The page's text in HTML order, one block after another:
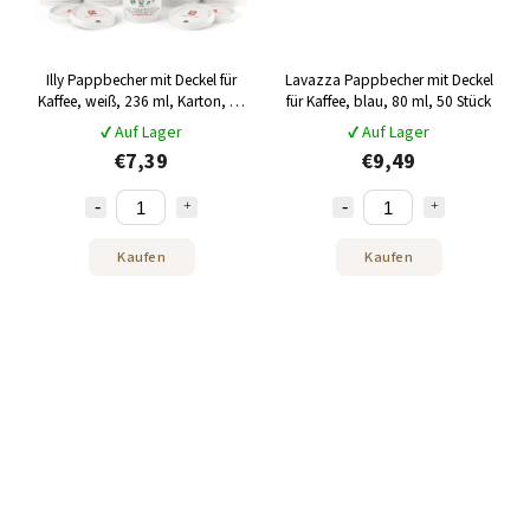
Illy Pappbecher mit Deckel für
Kaffee, weiß, 236 ml, Karton, 25
Stück
✔ Auf Lager
€7,39
Kaufen
Lavazza Pappbecher mit Deckel
für Kaffee, blau, 80 ml, 50 Stück
✔ Auf Lager
€9,49
Kaufen